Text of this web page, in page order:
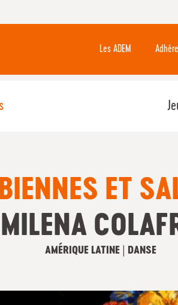
Les ADEM
ET
MILENA
AMÉRIQUE LATINE | DANSE